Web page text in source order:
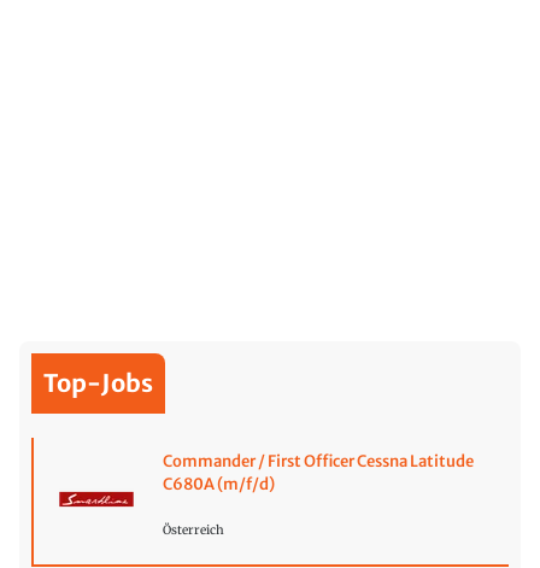
Top-Jobs
Commander / First Officer Cessna Latitude
C680A (m/f/d)
Österreich